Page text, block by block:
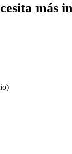
más